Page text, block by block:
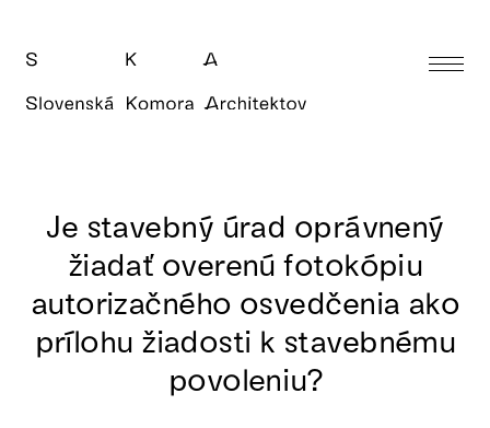
Je stavebný úrad oprávnený
žiadať overenú fotokópiu
autorizačného osvedčenia ako
prílohu žiadosti k stavebnému
povoleniu?